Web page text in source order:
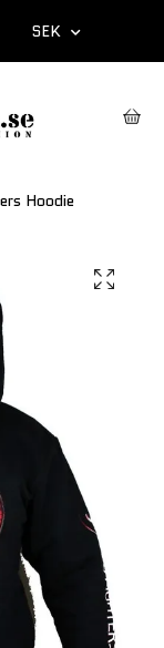
SEK
Hoodie